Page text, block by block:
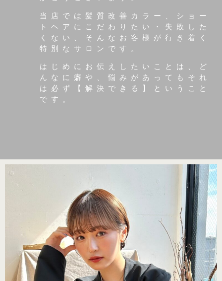
当店では髪質改善カラー、ショー
トヘアにこだわりたい・失敗した
くない、そんなお客様が行き着く
特別なサロンです。
はじめにお伝えしたいことは、ど
んなに癖や、悩みがあってもそれ
は必ず【解決できる】ということ
です。